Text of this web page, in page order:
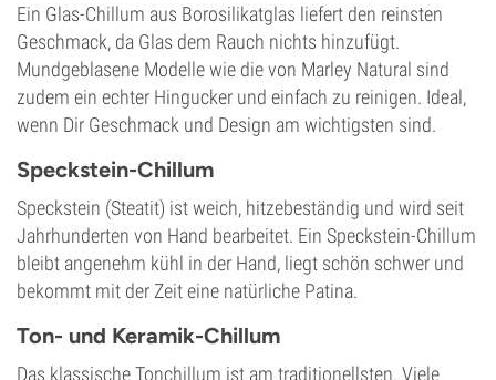
Ein Glas-Chillum aus Borosilikatglas liefert den reinsten
Geschmack, da Glas dem Rauch nichts hinzufügt.
Mundgeblasene Modelle wie die von Marley Natural sind
zudem ein echter Hingucker und einfach zu reinigen. Ideal,
wenn Dir Geschmack und Design am wichtigsten sind.
Speckstein-Chillum
Speckstein (Steatit) ist weich, hitzebeständig und wird seit
Jahrhunderten von Hand bearbeitet. Ein Speckstein-Chillum
bleibt angenehm kühl in der Hand, liegt schön schwer und
bekommt mit der Zeit eine natürliche Patina.
Ton- und Keramik-Chillum
Das klassische Tonchillum ist am traditionellsten. Viele